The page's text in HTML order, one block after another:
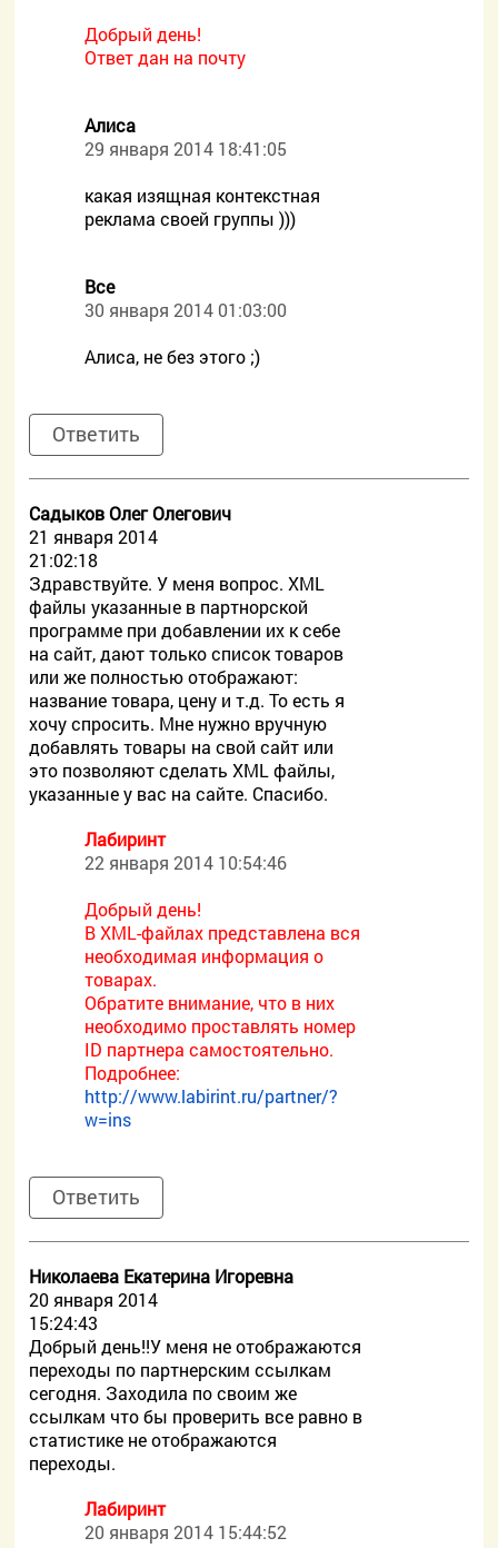
Добрый день!
Ответ дан на почту
Алиса
29 января 2014 18:41:05
какая изящная контекстная
реклама своей группы )))
Все
30 января 2014 01:03:00
Алиса, не без этого ;)
Ответить
Садыков Олег Олегович
21 января 2014
21:02:18
Здравствуйте. У меня вопрос. XML
файлы указанные в партнорской
программе при добавлении их к себе
на сайт, дают только список товаров
или же полностью отображают:
название товара, цену и т.д. То есть я
хочу спросить. Мне нужно вручную
добавлять товары на свой сайт или
это позволяют сделать XML файлы,
указанные у вас на сайте. Спасибо.
Лабиринт
22 января 2014 10:54:46
Добрый день!
В XML-файлах представлена вся
необходимая информация о
товарах.
Обратите внимание, что в них
необходимо проставлять номер
ID партнера самостоятельно.
Подробнее:
http://www.labirint.ru/partner/?
w=ins
Ответить
Николаева Екатерина Игоревна
20 января 2014
15:24:43
Добрый день!!У меня не отображаются
переходы по партнерским ссылкам
сегодня. Заходила по своим же
ссылкам что бы проверить все равно в
статистике не отображаются
переходы.
Лабиринт
20 января 2014 15:44:52